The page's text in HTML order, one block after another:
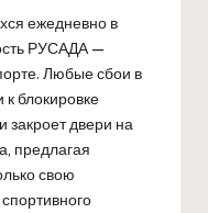
ежедневно в
РУСАДА —
Любые сбои в
к блокировке
закроет двери на
предлагая
свою